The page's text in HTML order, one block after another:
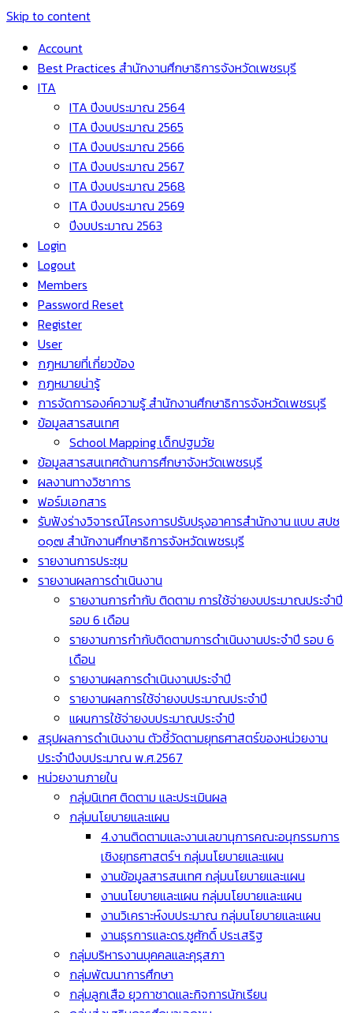
Skip to content
Account
Best Practices สำนักงานศึกษาธิการจังหวัดเพชรบุรี
ITA
ITA ปีงบประมาณ 2564
ITA ปีงบประมาณ 2565
ITA ปีงบประมาณ 2566
ITA ปีงบประมาณ 2567
ITA ปีงบประมาณ 2568
ITA ปีงบประมาณ 2569
ปีงบประมาณ 2563
Login
Logout
Members
Password Reset
Register
User
กฏหมายที่เกี่ยวข้อง
กฏหมายน่ารู้
การจัดการองค์ความรู้ สำนักงานศึกษาธิการจังหวัดเพชรบุรี
ข้อมูลสารสนเทศ
School Mapping เด็กปฐมวัย
ข้อมูลสารสนเทศด้านการศึกษาจังหวัดเพชรบุรี
ผลงานทางวิชาการ
ฟอร์มเอกสาร
รับฟังร่างวิจารณ์โครงการปรับปรุงอาคารสำนักงาน แบบ สปช
๐๑๗ สำนักงานศึกษาธิการจังหวัดเพชรบุรี
รายงานการประชุม
รายงานผลการดำเนินงาน
รายงานการกำกับ ติดตาม การใช้จ่ายงบประมาณประจำปี
รอบ 6 เดือน
รายงานการกำกับติดตามการดำเนินงานประจำปี รอบ 6
เดือน
รายงานผลการดำเนินงานประจำปี
รายงานผลการใช้จ่ายงบประมาณประจำปี
แผนการใช้จ่ายงบประมาณประจำปี
สรุปผลการดำเนินงาน ตัวชี้วัดตามยุทธศาสตร์ของหน่วยงาน
ประจำปีงบประมาณ พ.ศ.2567
หน่วยงานภายใน
กลุ่มนิเทศ ติดตาม และประเมินผล
กลุ่มนโยบายและแผน
4.งานติดตามและงานเลขานุการคณะอนุกรรมการ
เชิงยุทธศาสตร์ฯ กลุ่มนโยบายและแผน
งานข้อมูลสารสนเทศ กลุ่มนโยบายและแผน
งานนโยบายและแผน กลุ่มนโยบายและแผน
งานวิเคราะห์งบประมาณ กลุ่มนโยบายและแผน
งานธุรการและดร.ชูศักดิ์ ประเสริฐ
กลุ่มบริหารงานบุคคลและคุรุสภา
กลุ่มพัฒนาการศึกษา
กลุ่มลูกเสือ ยุวกาชาดและกิจการนักเรียน